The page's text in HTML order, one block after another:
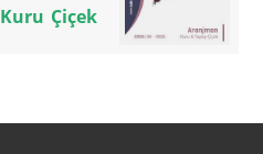
Kuru Çiçek